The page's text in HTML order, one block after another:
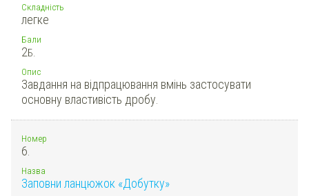
Складність
легке
Бали
2Б.
Опис
Завдання на відпрацювання вмінь застосувати
основну властивість дробу.
Номер
6.
Назва
Заповни ланцюжок «Добутку»